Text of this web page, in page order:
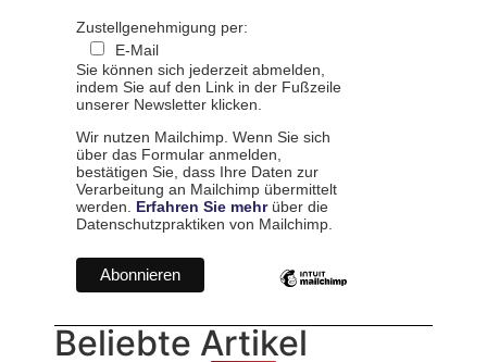
Zustellgenehmigung per:
E-Mail
Sie können sich jederzeit abmelden,
indem Sie auf den Link in der Fußzeile
unserer Newsletter klicken.
Wir nutzen Mailchimp. Wenn Sie sich
über das Formular anmelden,
bestätigen Sie, dass Ihre Daten zur
Verarbeitung an Mailchimp übermittelt
werden. Erfahren Sie mehrüber die
Datenschutzpraktiken von Mailchimp.
Beliebte Artikel